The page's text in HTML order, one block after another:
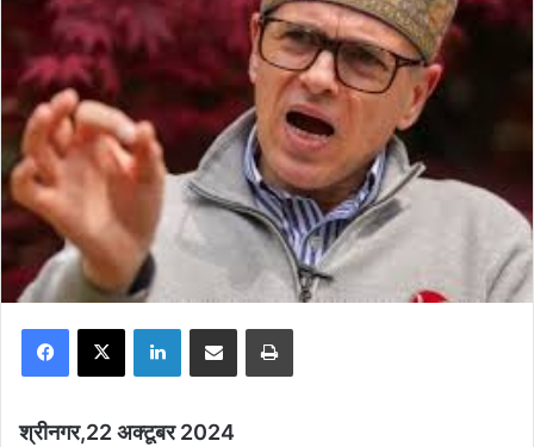
Facebook
X LinkedInShare via Email Print
श्रीनगर,22 अक्टूबर 2024